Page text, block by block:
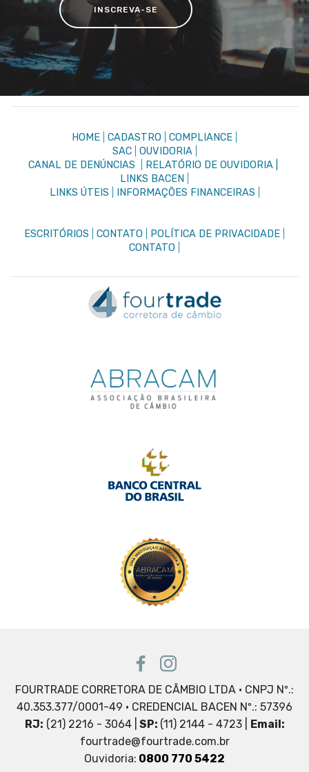
HOME CADASTRO COMPLIANCE
SAC
OUVIDORIA
CANAL DE DENÚNCIAS
RELATÓRIO DE OUVIDORIA |
LINKS BACEN
LINKS ÚTEIS
INFORMAÇÕES FINANCEIRAS
ESCRITÓRIOS CONTATO POLÍTICA DE PRIVACIDADE
CONTATO
FOURTRADE CORRETORA DE CÂMBIO LTDA • CNPJ Nº.:
40.353.377/0001-49 • CREDENCIAL BACEN Nº.: 57396
RJ: (21) 2216 - 3064 | SP: (11) 2144 - 4723 | Email:
fourtrade@fourtrade.com.br
Ouvidoria: 0800 770 5422